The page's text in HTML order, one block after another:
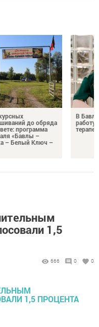
до обряда
программа
«Бавлы –
– Белый Ключ –
В
работу
1,5
666 0 0